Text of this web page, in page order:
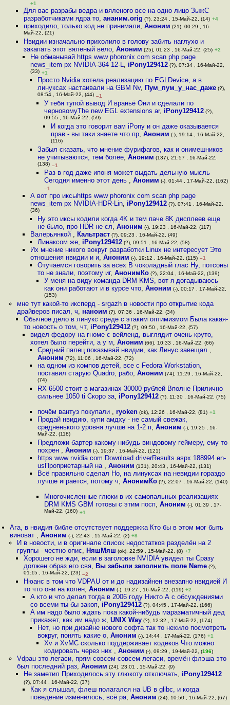
+1
Для вас разрабы ведра и вяленого все на одно лицо ЗыжС
разработчиками ядра то, ананим.orig (?), 23:24 , 15-Май-22, (14) +4
приходило, только код не принимали, Аноним (21), 00:29 , 16-
Май-22, (21)
Нвидии изначально прихолило в голову забить наглухо и
закапать этот вяленый вело, Аноним (25), 01:23 , 16-Май-22, (25) +2
Не обманывай https www phoronix com scan php page
news_item px NVIDIA-364 12-L, iPony129412 (?), 07:34 , 16-Май-22,
(33) +1
Просто Nvidia хотела реализацию по EGLDevice, а в
линуксах настаивали на GBM Nv, Пум_пум_у_нас_даже(?),
08:54 , 16-Май-22, (44) –1
У тебя тупой вывод И враньё Они и сделали по
черновомуThe new EGL extensions ar, iPony129412(?),
09:55 , 16-Май-22, (59)
И когда это говорит вам iPony и он даже оказывается
прав - вы таки знаете что пр,Аноним (-), 19:14 , 16-Май-22,
(116)
Забыл сказать, что мнение фурифагов, как и онимешников
не учитываются, тем более, Аноним (137), 21:57 , 16-Май-22,
(138) –1
Раз в год даже ипоня может выдать дельную мысль
Сегодня именно этот день , Аноним (-), 01:44 , 17-Май-22, (162)
–1
А вот про иксыhttps www phoronix com scan php page
news_item px NVIDIA-HDR-Lin, iPony129412 (?), 07:41 , 16-Май-22,
(36)
Ну это иксы кодили когда 4K и тем паче 8K дисплеев еще
не было, про HDR не сл, Аноним (-), 19:23 , 16-Май-22, (117)
Валерьянкой , Кальтраст (?), 09:23 , 16-Май-22, (49)
Линаксом же, iPony129412(?), 09:51 , 16-Май-22, (58)
Их мнение никого вокруг разработки Linux не интересует Это
отношения нвидии и и,Аноним (-), 19:12 , 16-Май-22, (115) –1
Отучаемся говорить за всех В чоколадный глас Ну, потсоны
то не знали, поэтому иг, АнонимКо(?), 22:04 , 16-Май-22, (139)
У меня на виду команда DRM KMS, вот я догадываюсь
как они работают и в курсе что, Аноним (-), 00:17 , 17-Май-22,
(153)
мне тут какой-то иксперд - srgazh в новости про открытие кода
драйверов писал, ч, наноим (?), 07:36 , 16-Май-22, (34)
Обычное дело в линукс среде с этаким оптимизмом Была какая-
то новость о том, чт, iPony129412(?), 09:50 , 16-Май-22, (57)
видел федору на гноме с вейленд, выглядит очень круто,
хотел было перейти, а у м,Аноним (66), 10:33 , 16-Май-22, (66)
Средний палец показывай нвидии, как Линус завещал ,
Аноним (72), 11:06 , 16-Май-22, (72)
на одном из компов детей, все с Fedora Workstation,
поставил старую Quadro, рабо, Аноним (74), 11:29 , 16-Май-22,
(74)
RX 6500 стоит в магазинах 30000 рублей Вполне Прилично
сильнее 1050 ti Скоро за, iPony129412(?), 11:30 , 16-Май-22, (75)
почём вантуз покупали , ryoken(ok), 12:26 , 16-Май-22, (81) +1
Продай нвидию, купи амдху - не самый свежак,
средненького уровня лучше на 1-2 п, Аноним (-), 19:25 , 16-
Май-22, (118)
Предложи бартер какому-нибудь виндовому геймеру, ему то
похрен , Аноним (-), 19:37 , 16-Май-22, (121)
https www nvidia com Download driverResults aspx 188994 en-
usПроприетарный на , Аноним (131), 20:43 , 16-Май-22, (131)
Всё правильно сделал Но, на линуксах на невидии гораздо
лучше играется, потому ч, АнонимКо(?), 22:07 , 16-Май-22, (140)
Многочисленные глюки в их самопальных реализациях
DRM KMS GBM готовы с этим посп, Аноним (-), 01:39 , 17-
Май-22, (160) +1
Ага, в нвидия библе отсутствует поддержка Кто бы в этом мог быть
виноват ,Аноним (-), 22:43 , 15-Май-22, (2) +8
И в новости, и в оригинале список недостатков разделён на 2
группы - честно опис, НяшМяш (ok), 22:59 , 15-Май-22, (8) +7
Хорошего не жди, если в заголовке NVIDIA увидел ты Сразу
должен образ его свя, Вы забыли заполнить поле Name(?),
01:15 , 16-Май-22, (23) –2
Нюанс в том что VDPAU от и до надизайнен внезапно нвидией И
то что они на колен, Аноним (-), 19:27 , 16-Май-22, (119) +2
А кто и что делал тогда в 2006 году Никто А с обсуждениями
со всеми ты бы закоп, iPony129412 (?), 04:45 , 17-Май-22, (166)
А им надо было ждать пока какой-нибудь маразматичный дед
прикажет, как им надо ж,UNIX Way (?), 12:32 , 17-Май-22, (174)
Нет, но при дизайне нового софта так то нехило посмотреть
вокруг, понять какие о, Аноним (-), 14:44 , 17-Май-22, (176) +1
Xv и XvMC сколько поддерживает кодеков Что можно
кодировать через них , Аноним (-), 09:29 , 19-Май-22, (196)
Vdpau это легаси, прям совсем-совсем легаси, времён флэша это
был последний раз, Аноним (24), 23:01 , 15-Май-22, (9)
Не заметил Приходилось эту глюкоту отключать, iPony129412
(?), 07:44 , 16-Май-22, (37)
Как я слышал, флеш полагался на UB в glibc, и когда
поведение изменилось, всё ра,Аноним (24), 10:50 , 16-Май-22, (67)